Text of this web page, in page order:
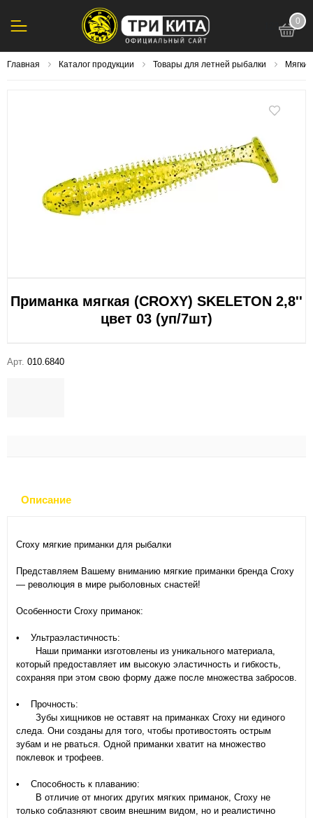
0
Главная Каталог продукции Товары для летней рыбалки
Приманка мягкая (CROXY) SKELETON 2,8''
цвет 03 (уп/7шт)
Арт. 010.6840
Описание
Croxy мягкие приманки для рыбалки
Представляем Вашему вниманию мягкие приманки бренда Croxy
— революция в мире рыболовных снастей!
Особенности Croxy приманок:
• Ультраэластичность:
Наши приманки изготовлены из уникального материала,
который предоставляет им высокую эластичность и гибкость,
сохраняя при этом свою форму даже после множества забросов.
• Прочность:
Зубы хищников не оставят на приманках Croxy ни единого
следа. Они созданы для того, чтобы противостоять острым
зубам и не рваться. Одной приманки хватит на множество
поклевок и трофеев.
• Способность к плаванию:
В отличие от многих других мягких приманок, Croxy не
только соблазняют своим внешним видом, но и реалистично